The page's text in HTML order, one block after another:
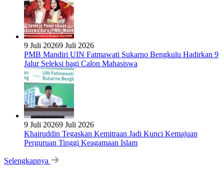
9 Juli 20269 Juli 2026
PMB Mandiri UIN Fatmawati Sukarno Bengkulu Hadirkan 9
Jalur Seleksi bagi Calon Mahasiswa
9 Juli 20269 Juli 2026
Khairuddin Tegaskan Kemitraan Jadi Kunci Kemajuan
Perguruan Tinggi Keagamaan Islam
Selengkapnya